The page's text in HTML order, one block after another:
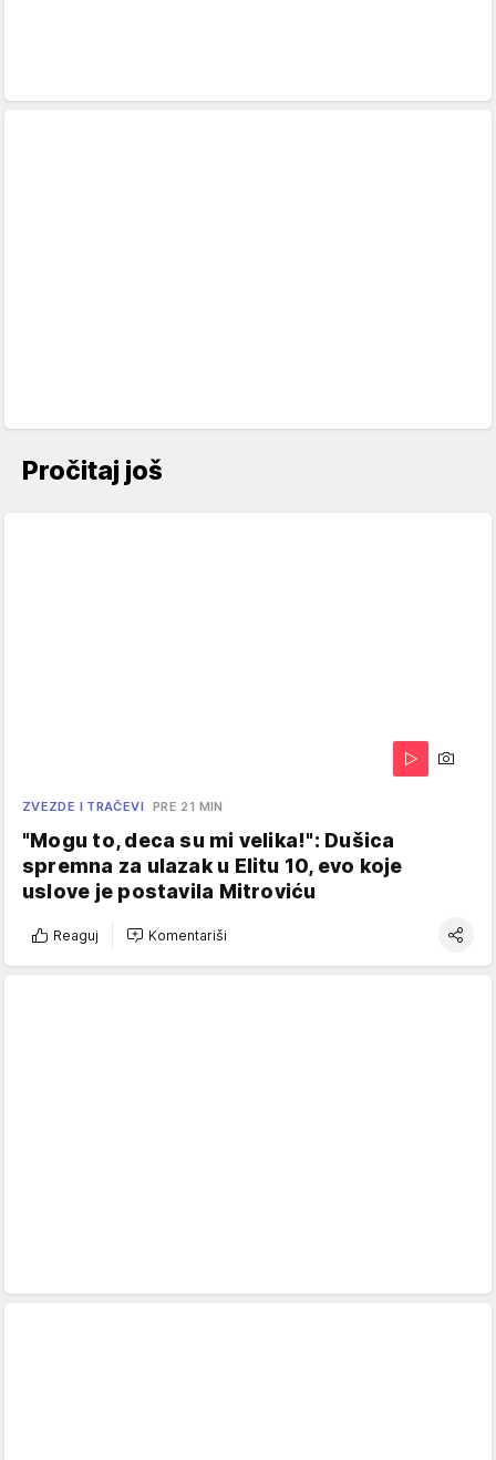
Pročitaj još
ZVEZDE I TRAČEVI PRE 21 MIN
"Mogu to, deca su mi velika!": Dušica
spremna za ulazak u Elitu 10, evo koje
uslove je postavila Mitroviću
Reaguj Komentariši